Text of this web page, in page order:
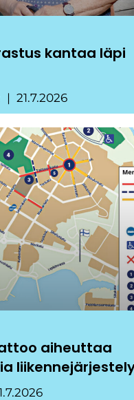
kantaa läpi
21.7.2026
aiheuttaa